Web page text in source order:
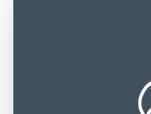
italienischen Riviera
entdecken und die
italienischen Riviera.
atemberaubender
kulinarischen